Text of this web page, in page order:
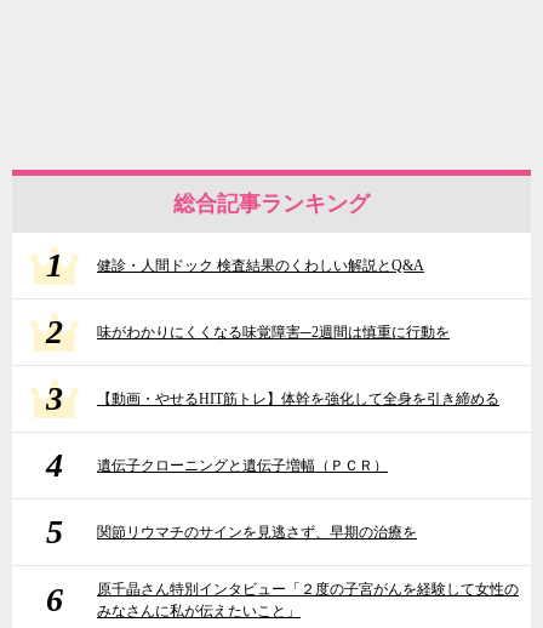
総合記事ランキング
1 健診・人間ドック 検査結果のくわしい解説とQ&A
2 味がわかりにくくなる味覚障害─2週間は慎重に行動を
3 【動画・やせるHIT筋トレ】体幹を強化して全身を引き締める
4 遺伝子クローニングと遺伝子増幅（ＰＣＲ）
5 関節リウマチのサインを見逃さず、早期の治療を
6
原千晶さん特別インタビュー「２度の子宮がんを経験して女性の
みなさんに私が伝えたいこと」